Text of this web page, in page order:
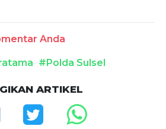
Anda
#Polda Sulsel
ARTIKEL